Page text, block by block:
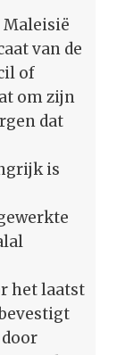
Maleisië
van de
of
om zijn
dat
is
het laatst